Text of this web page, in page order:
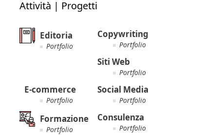
Attività | Progetti
Editoria
Portfolio
Copywriting
Portfolio
Siti Web
Portfolio
E-commerce
Portfolio
Social Media
Portfolio
Formazione
Portfolio
Consulenza
Portfolio